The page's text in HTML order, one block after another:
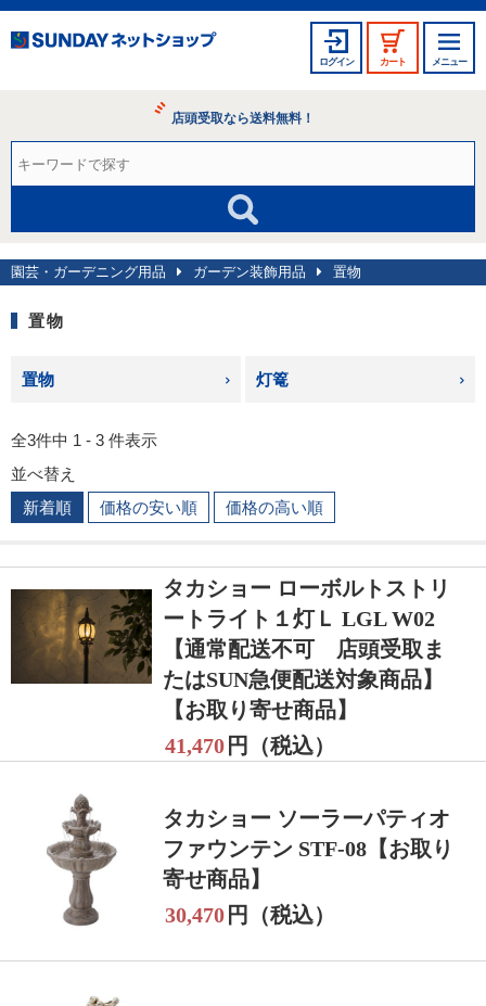
ログイン カート メニュー
店頭受取なら送料無料！
園芸・ガーデニング用品 ガーデン装飾用品 置物
置物
置物 灯篭
全3件中 1 - 3 件表示
並べ替え
新着順
価格の安い順 価格の高い順
タカショー ローボルトストリ
ートライト１灯Ｌ LGL W02
【通常配送不可 店頭受取ま
たはSUN急便配送対象商品】
【お取り寄せ商品】
41,470 円（税込）
タカショー ソーラーパティオ
ファウンテン STF-08【お取り
寄せ商品】
30,470 円（税込）